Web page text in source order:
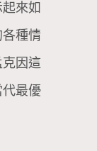
來如
種情
因這
最優